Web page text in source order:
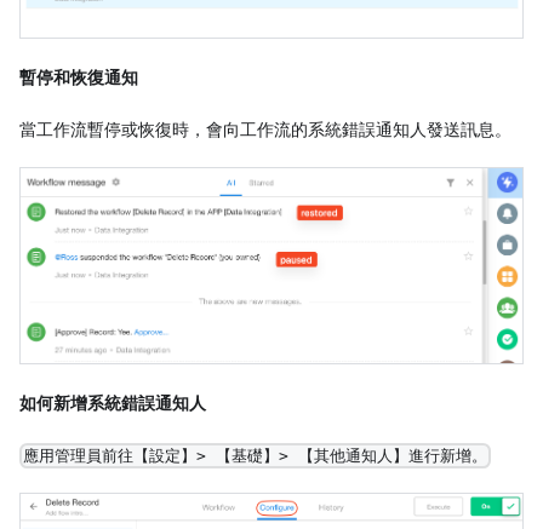
暫停和恢復通知
當工作流暫停或恢復時，會向工作流的系統錯誤通知人發送訊息。
如何新增系統錯誤通知人
應用管理員前往【設定】> 【基礎】> 【其他通知人】進行新增。